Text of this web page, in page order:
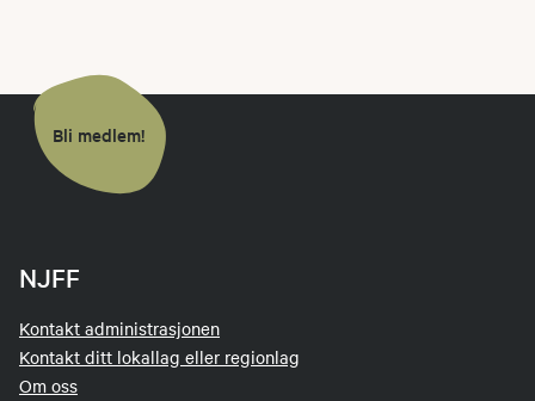
Bli medlem!
NJFF
Kontakt administrasjonen
Kontakt ditt lokallag eller regionlag
Om oss